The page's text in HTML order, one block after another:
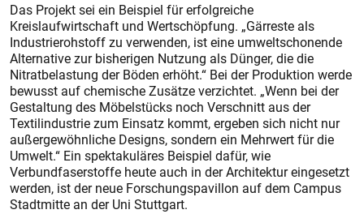
Das Projekt sei ein Beispiel für erfolgreiche
Kreislaufwirtschaft und Wertschöpfung. „Gärreste als
Industrierohstoff zu verwenden, ist eine umweltschonende
Alternative zur bisherigen Nutzung als Dünger, die die
Nitratbelastung der Böden erhöht.“ Bei der Produktion werde
bewusst auf chemische Zusätze verzichtet. „Wenn bei der
Gestaltung des Möbelstücks noch Verschnitt aus der
Textilindustrie zum Einsatz kommt, ergeben sich nicht nur
außergewöhnliche Designs, sondern ein Mehrwert für die
Umwelt.“ Ein spektakuläres Beispiel dafür, wie
Verbundfaserstoffe heute auch in der Architektur eingesetzt
werden, ist der neue Forschungspavillon auf dem Campus
Stadtmitte an der Uni Stuttgart.